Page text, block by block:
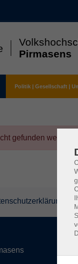
Pirmasens
Politik | Gesellschaft |
gefunden werden.